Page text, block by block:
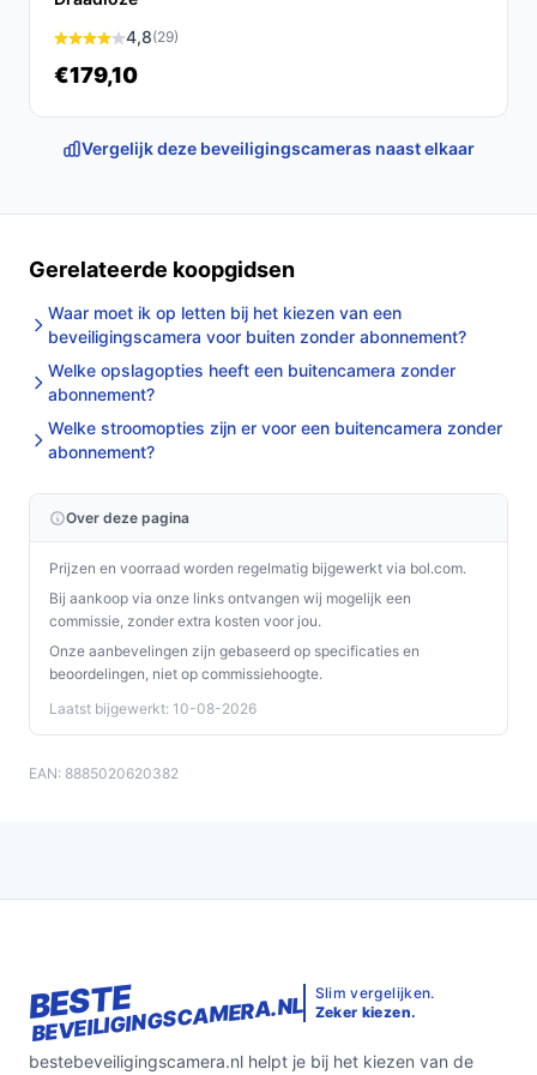
na installatie beeldhoek en nachtinstellingen.
Controleer in de specificaties of jouw MicroSD-
installatierichtlijnen hoeveel zonlicht (en welke
betrouwbare werking van het zonnepaneel.
Specificaties in mensentaal
2K QHD / 4MP (2560x1440):levert meer details
dan standaard HD, handig bij identificatie; kijk of dit
Voeding: zonne-energie (meegeleverd
zonnepaneel):geen vaste netadapter nodig;
fabrikant geeft een richtwaarde voor benodigde
zonlichtduur, maar actualiteit hangt van locatie en
weersomstandigheden af.
Lokale opslag: MicroSD tot 512GB (niet
abonnement, maar koop een kaart met de juiste
ontworpen; voor intensief gebruik is relevant dat je
opslagoptie (MicroSD tot 512GB of betaald
cloudabonnement) en plaatsing van het zonnepaneel
aansluiten bij je behoeften.
4,8(29)
€179,10
Vergelijk deze beveiligingscameras naast elkaar
Gerelateerde koopgidsen
Waar moet ik op letten bij het kiezen van een
beveiligingscamera voor buiten zonder abonnement?
Welke opslagopties heeft een buitencamera zonder
abonnement?
Welke stroomopties zijn er voor een buitencamera zonder
abonnement?
Over deze pagina
Prijzen en voorraad worden regelmatig bijgewerkt via bol.com.
Bij aankoop via onze links ontvangen wij mogelijk een
commissie, zonder extra kosten voor jou.
Onze aanbevelingen zijn gebaseerd op specificaties en
beoordelingen, niet op commissiehoogte.
Laatst bijgewerkt: 10-08-2026
EAN: 8885020620382
BESTE
BEVEILIGINGSCAMERA.NL Slim vergelijken.
Zeker kiezen.
bestebeveiligingscamera.nl helpt je bij het kiezen van de